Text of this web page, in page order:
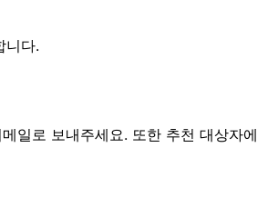
니다.
일로 보내주세요. 또한 추천 대상자에